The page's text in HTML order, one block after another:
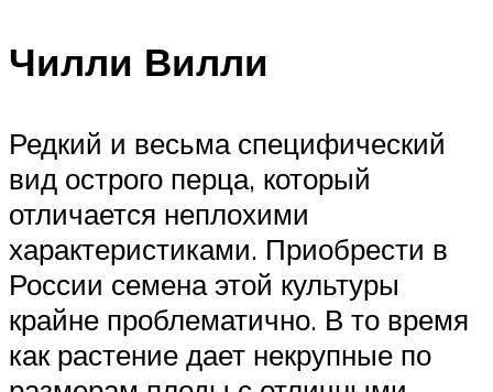
Чилли Вилли
Редкий и весьма специфический
вид острого перца, который
отличается неплохими
характеристиками. Приобрести в
России семена этой культуры
крайне проблематично. В то время
как растение дает некрупные по